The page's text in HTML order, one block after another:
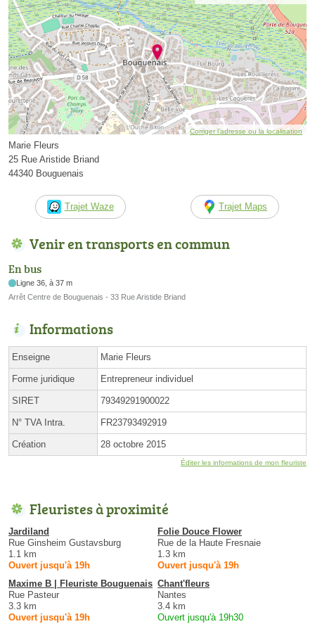
Corriger l’adresse ou la localisation
Marie Fleurs
25 Rue Aristide Briand
44340 Bouguenais
Trajet Waze Trajet Maps
Venir en transports en commun
En bus
Ligne 36, à 37 m
Arrêt Centre de Bouguenais - 33 Rue Aristide Briand
Informations
Enseigne Marie Fleurs
Forme juridique Entrepreneur individuel
SIRET 79349291900022
N° TVA Intra. FR23793492919
Création 28 octobre 2015
Éditer les informations de mon fleuriste
Fleuristes à proximité
Jardiland
Rue Ginsheim Gustavsburg
1.1 km
Ouvert jusqu'à 19h
Folie Douce Flower
Rue de la Haute Fresnaie
1.3 km
Ouvert jusqu'à 19h
Maxime B | Fleuriste Bouguenais
Rue Pasteur
3.3 km
Ouvert jusqu'à 19h
Chant'fleurs
Nantes
3.4 km
Ouvert jusqu'à 19h30